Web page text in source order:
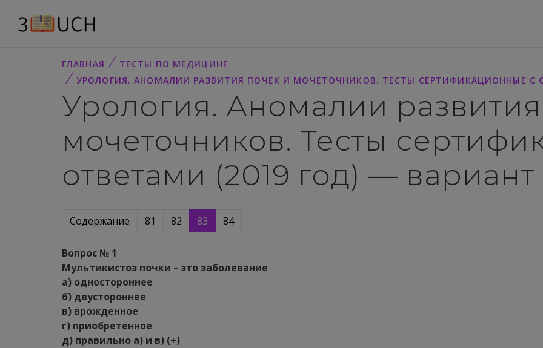
ГЛАВНАЯ
ТЕСТЫ ПО МЕДИЦИНЕ
УРОЛОГИЯ. АНОМАЛИИ РАЗВИТИЯ ПОЧЕК И МОЧЕТОЧНИКОВ. ТЕСТЫ СЕРТИФИКАЦИОННЫЕ С
Урология. Аномалии
мочеточников. Тесты
ответами (2019 год) — вариант
Содержание 81 82 83 84
Вопрос № 1
Мультикистоз почки – это заболевание
а) одностороннее
б) двустороннее
в) врожденное
г) приобретенное
д) правильно а) и в) (+)